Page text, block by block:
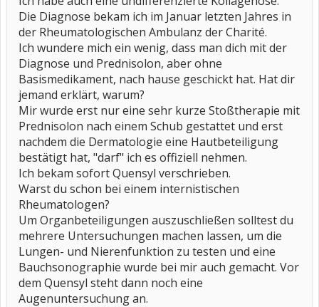
Die Diagnose bekam ich im Januar letzten Jahres in
der Rheumatologischen Ambulanz der Charité.
Ich wundere mich ein wenig, dass man dich mit der
Diagnose und Prednisolon, aber ohne
Basismedikament, nach hause geschickt hat. Hat dir
jemand erklärt, warum?
Mir wurde erst nur eine sehr kurze Stoßtherapie mit
Prednisolon nach einem Schub gestattet und erst
nachdem die Dermatologie eine Hautbeteiligung
bestätigt hat, "darf" ich es offiziell nehmen.
Ich bekam sofort Quensyl verschrieben.
Warst du schon bei einem internistischen
Rheumatologen?
Um Organbeteiligungen auszuschließen solltest du
mehrere Untersuchungen machen lassen, um die
Lungen- und Nierenfunktion zu testen und eine
Bauchsonographie wurde bei mir auch gemacht. Vor
dem Quensyl steht dann noch eine
Augenuntersuchung an.